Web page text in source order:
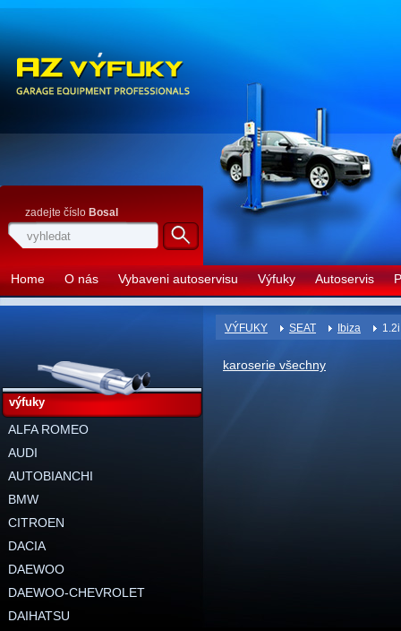
Home O nás Vybaveni autoservisu Výfuky Autoservis
zadejte číslo Bosal
VÝFUKY SEAT Ibiza
karoserie všechny
výfuky
ALFA ROMEO
AUDI
AUTOBIANCHI
BMW
CITROEN
DACIA
DAEWOO
DAEWOO-CHEVROLET
DAIHATSU